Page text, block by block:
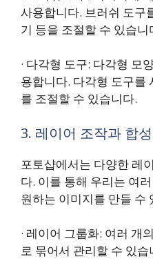
사용합니다. 브러쉬 도구
기 등을 조절할 수 있습니
· 다각형 도구: 다각형 모
용합니다. 다각형 도구를
를 조절할 수 있습니다.
3. 레이어 조작과 합성
포토샵에서는 다양한 레
다. 이를 통해 우리는 여
원하는 이미지를 만들 수
· 레이어 그룹화: 여러 개
로 묶어서 관리할 수 있